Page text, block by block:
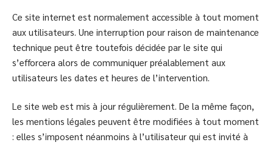
Ce site internet est normalement accessible à tout moment
aux utilisateurs. Une interruption pour raison de maintenance
technique peut être toutefois décidée par le site qui
s’efforcera alors de communiquer préalablement aux
utilisateurs les dates et heures de l’intervention.
Le site web est mis à jour régulièrement. De la même façon,
les mentions légales peuvent être modifiées à tout moment
: elles s’imposent néanmoins à l’utilisateur qui est invité à